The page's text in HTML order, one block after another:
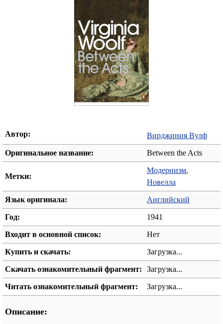
Автор: Вирджиния Вулф
Оригинальное название: Between the Acts
Метки:
Модернизм,
Новелла
Язык оригинала: Английский
Год: 1941
Входит в основной список: Нет
Купить и скачать: Загрузка...
Скачать ознакомительный фрагмент: Загрузка...
Читать ознакомительный фрагмент: Загрузка...
Описание: